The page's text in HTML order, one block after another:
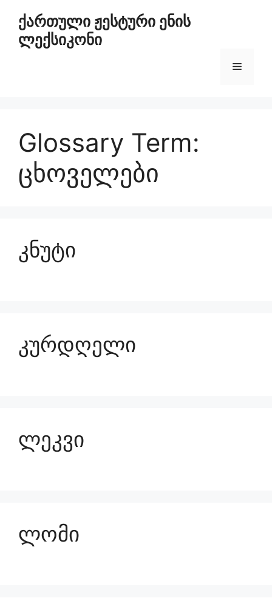
ქართული ჟესტური ენის
ლექსიკონი
Glossary Term:
ცხოველები
კნუტი
კურდღელი
ლეკვი
ლომი